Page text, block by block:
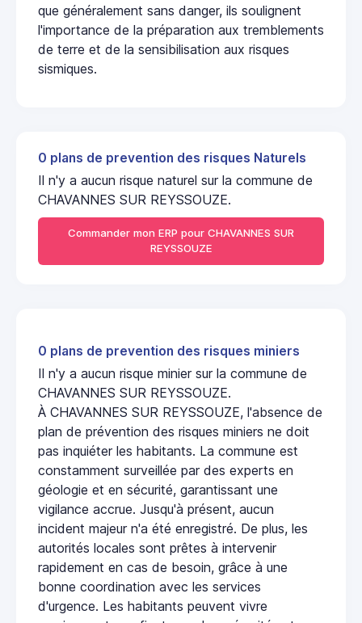
que généralement sans danger, ils soulignent
l'importance de la préparation aux tremblements
de terre et de la sensibilisation aux risques
sismiques.
0 plans de prevention des risques Naturels
Il n'y a aucun risque naturel sur la commune de
CHAVANNES SUR REYSSOUZE.
Commander mon ERP pour CHAVANNES SUR
REYSSOUZE
0 plans de prevention des risques miniers
Il n'y a aucun risque minier sur la commune de
CHAVANNES SUR REYSSOUZE.
À CHAVANNES SUR REYSSOUZE, l'absence de
plan de prévention des risques miniers ne doit
pas inquiéter les habitants. La commune est
constamment surveillée par des experts en
géologie et en sécurité, garantissant une
vigilance accrue. Jusqu'à présent, aucun
incident majeur n'a été enregistré. De plus, les
autorités locales sont prêtes à intervenir
rapidement en cas de besoin, grâce à une
bonne coordination avec les services
d'urgence. Les habitants peuvent vivre